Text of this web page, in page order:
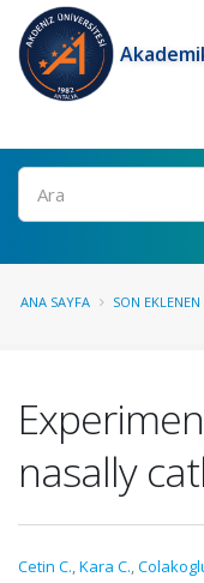
Ara
ANA SAYFA SON
nasally
Cetin C.,Kara C.,